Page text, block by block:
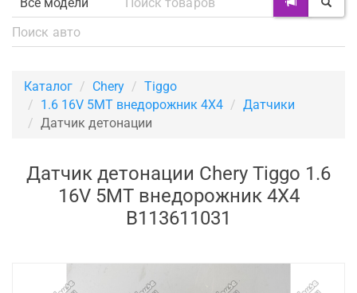
Каталог Chery
Tiggo
1.6 16V 5MT внедорожник 4X4
Датчики
Датчик детонации
Датчик детонации Chery Tiggo 1.6
16V 5MT внедорожник 4X4
B113611031